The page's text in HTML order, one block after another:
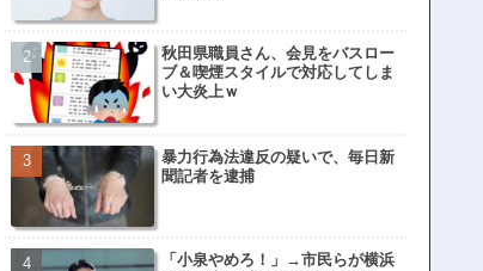
秋田県職員さん、会見をバスロー
ブ＆喫煙スタイルで対応してしま
い大炎上ｗ
暴力行為法違反の疑いで、毎日新
聞記者を逮捕
「小泉やめろ！」→市民らが横浜